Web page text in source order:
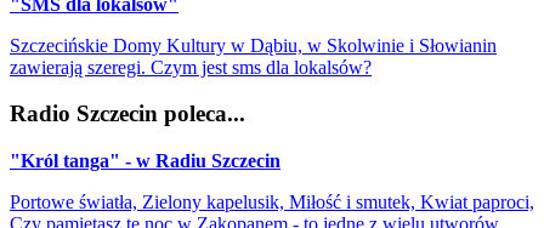
Szczecińskie Domy Kultury w Dąbiu, w Skolwinie i Słowianin
zawierają szeregi. Czym jest sms dla lokalsów?
Radio Szczecin poleca...
"Król tanga" - w Radiu Szczecin
Portowe światła, Zielony kapelusik, Miłość i smutek, Kwiat paproci,